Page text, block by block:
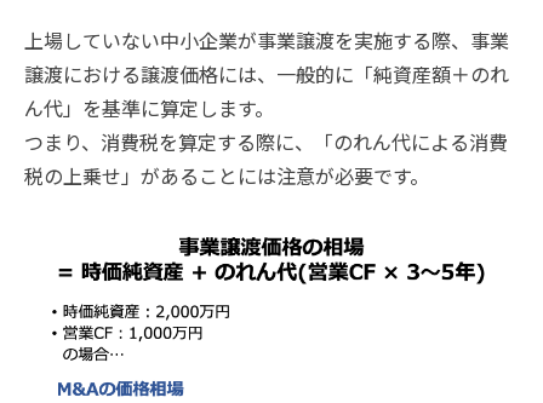
上場していない中小企業が事業譲渡を実施する際、事業
譲渡における譲渡価格には、一般的に「純資産額＋のれ
ん代」を基準に算定します。
つまり、消費税を算定する際に、「のれん代による消費
税の上乗せ」があることには注意が必要です。